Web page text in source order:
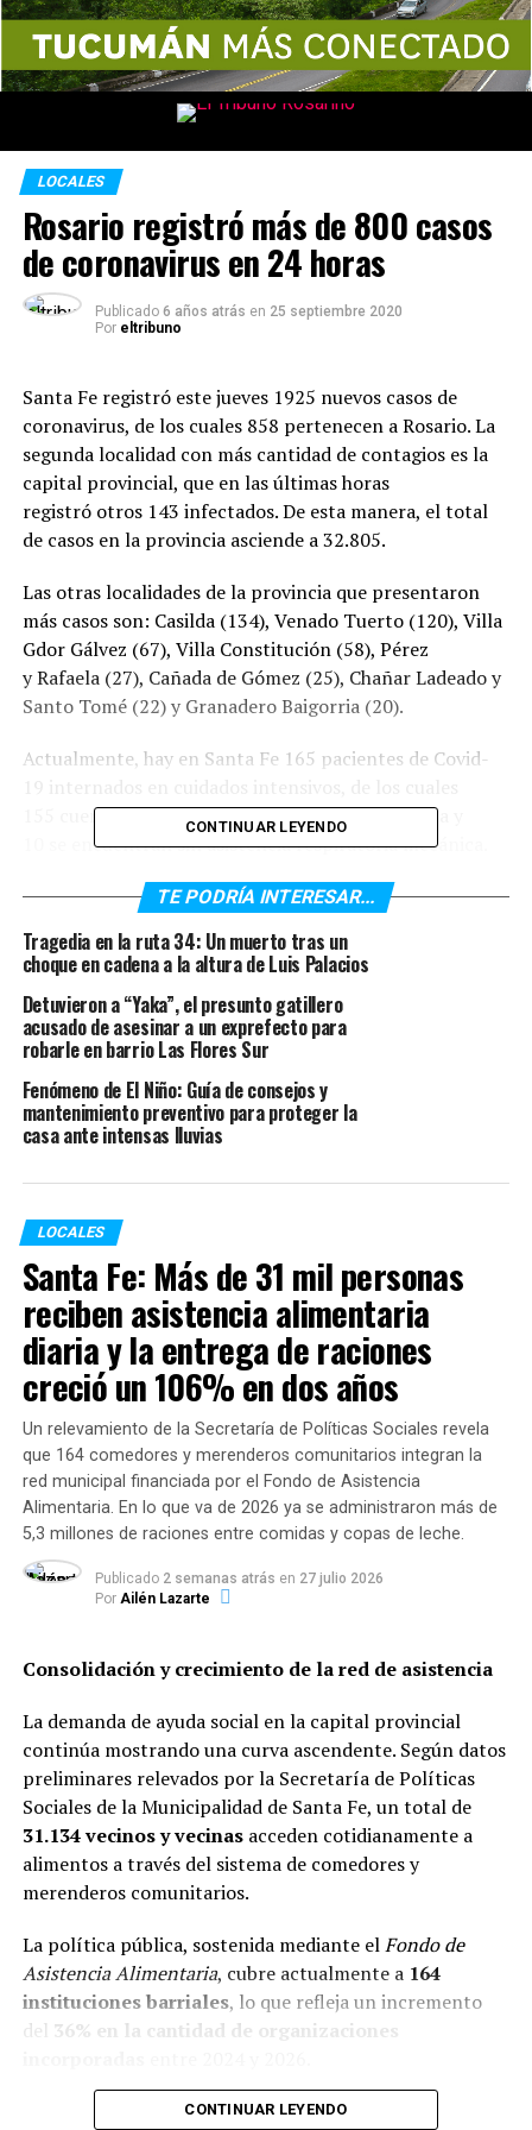
LOCALES
Rosario registró más de 800 casos
de coronavirus en 24 horas
Publicado 6 años atrás en 25 septiembre 2020
Por eltribuno
Santa Fe registró este jueves 1925 nuevos casos de
coronavirus, de los cuales 858 pertenecen a Rosario. La
segunda localidad con más cantidad de contagios es la
capital provincial, que en las últimas horas
registró otros 143 infectados. De esta manera, el total
de casos en la provincia asciende a 32.805.
Las otras localidades de la provincia que presentaron
más casos son: Casilda (134), Venado Tuerto (120), Villa
Gdor Gálvez (67), Villa Constitución (58), Pérez
y Rafaela (27), Cañada de Gómez (25), Chañar Ladeado y
Santo Tomé (22) y Granadero Baigorria (20).
Actualmente, hay en Santa Fe 165 pacientes de Covid-
155 cuentan con asistencia respiratoria mecánica y
10 se encuentran sin asistencia respiratoria mecánica.
19 nuevos fallecimientos a causa del Covid-19, sumando
un total de 333 desde el inicio de la pandemia. En tanto,
siete fueron de Rosario, siete de Venado Tuerto, uno de
Firmat, uno de Granadero Baigorria, uno de San José de
Gálvez.
Cuarentena en Rosario: lo que se puede hacer a partir
del sábado
ANTERIOR
Jokanovich: «A esta altura, la situación del transporte
en Rosario es inexplicable»
CONTINUAR LEYENDO
TE PODRÍA INTERESAR...
Tragedia en la ruta 34: Un muerto tras un
choque en cadena a la altura de Luis Palacios
Detuvieron a “Yaka”, el presunto gatillero
acusado de asesinar a un exprefecto para
robarle en barrio Las Flores Sur
Fenómeno de El Niño: Guía de consejos y
mantenimiento preventivo para proteger la
casa ante intensas lluvias
LOCALES
Santa Fe: Más de 31 mil personas
reciben asistencia alimentaria
diaria y la entrega de raciones
creció un 106% en dos años
Un relevamiento de la Secretaría de Políticas Sociales revela
que 164 comedores y merenderos comunitarios integran la
red municipal financiada por el Fondo de Asistencia
Alimentaria. En lo que va de 2026 ya se administraron más de
5,3 millones de raciones entre comidas y copas de leche.
Publicado 2 semanas atrás en 27 julio 2026
Por Ailén Lazarte
Consolidación y crecimiento de la red de asistencia
La demanda de ayuda social en la capital provincial
continúa mostrando una curva ascendente. Según datos
preliminares relevados por la Secretaría de Políticas
Sociales de la Municipalidad de Santa Fe, un total de
31.134 vecinos y vecinasacceden cotidianamente a
alimentos a través del sistema de comedores y
merenderos comunitarios.
La política pública, sostenida mediante elFondo de
Asistencia Alimentaria, cubre actualmente a 164
instituciones barriales, lo que refleja un incremento
del 36% en la cantidad de organizaciones
Este salto territorial vino acompañado de un aumento
CONTINUAR LEYENDO